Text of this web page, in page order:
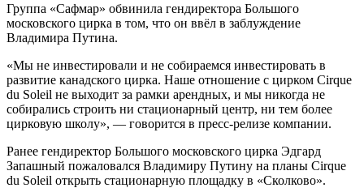
Группа «Сафмар» обвинила гендиректора Большого
московского цирка в том, что он ввёл в заблуждение
Владимира Путина.
«Мы не инвестировали и не собираемся инвестировать в
развитие канадского цирка. Наше отношение с цирком Cirque
du Soleil не выходит за рамки арендных, и мы никогда не
собирались строить ни стационарный центр, ни тем более
цирковую школу», — говорится в пресс-релизе компании.
Ранее гендиректор Большого московского цирка Эдгард
Запашный пожаловался Владимиру Путину на планы Cirque
du Soleil открыть стационарную площадку в «Сколково».